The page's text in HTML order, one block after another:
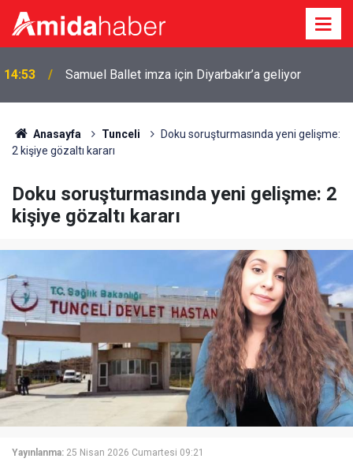
14:53 Samuel Ballet imza için Diyarbakır’a geliyor
Anasayfa Tunceli
Doku soruşturmasında yeni gelişme:
2 kişiye gözaltı kararı
Doku soruşturmasında yeni gelişme: 2
kişiye gözaltı kararı
Yayınlanma: 25 Nisan 2026 Cumartesi 09:21